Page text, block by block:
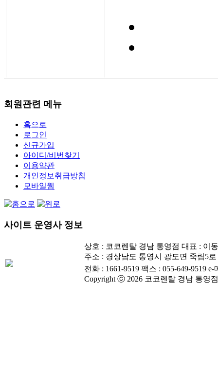
회원관련 메뉴
홈으로
로그인
신규가입
아이디/비번찾기
이용약관
개인정보취급방침
모바일웹
사이트 운영사 정보
상호 : 코코렌탈 경남 통영점 대표 : 이
주소 : 경상남도 통영시 광도면 죽림5
전화 : 1661-9519 팩스 : 055-649-9519 e-
Copyright ⓒ 2026 코코렌탈 경남 통영